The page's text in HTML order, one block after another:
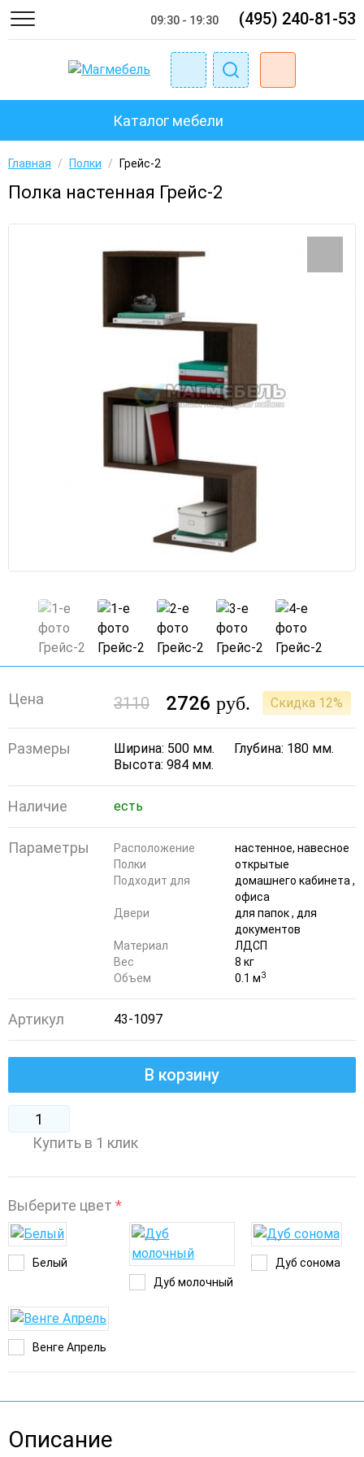
09:30 - 19:30 (495) 240-81-53
Каталог мебели
Главная / Полки / Грейс-2
Полка настенная Грейс-2
Цена 3110 2726 руб. Скидка 12%
Размеры Ширина: 500 мм.
Глубина: 180 мм.
Высота: 984 мм.
Наличие есть
Параметры Расположение
настенное, навесное
Полки
открытые
Подходит для
домашнего кабинета ,
офиса
Двери
для папок , для
документов
Материал
ЛДСП
Вес
8 кг
Объем
0.1 м3
Артикул 43-1097
В корзину
Купить в 1 клик
Выберите цвет *
Белый
Дуб молочный
Дуб сонома
Венге Апрель
Описание